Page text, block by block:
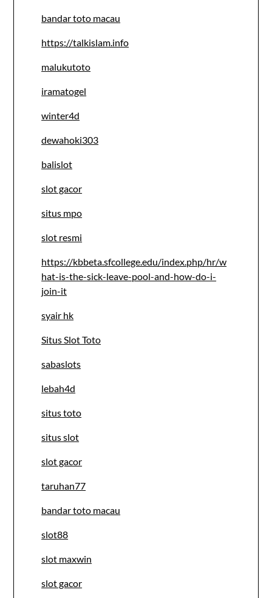
bandar toto macau
https://talkislam.info
malukutoto
iramatogel
winter4d
dewahoki303
balislot
slot gacor
situs mpo
slot resmi
https://kbbeta.sfcollege.edu/index.php/hr/w
hat-is-the-sick-leave-pool-and-how-do-i-
join-it
syair hk
Situs Slot Toto
sabaslots
lebah4d
situs toto
situs slot
slot gacor
taruhan77
bandar toto macau
slot88
slot maxwin
slot gacor